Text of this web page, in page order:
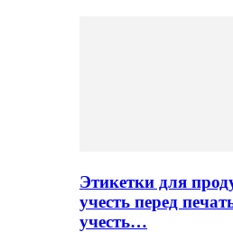
Этикетки для
учесть перед
учесть…